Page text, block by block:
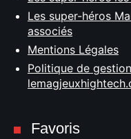
Les super-héros
associés
Mentions Légales
Politique de
Favoris